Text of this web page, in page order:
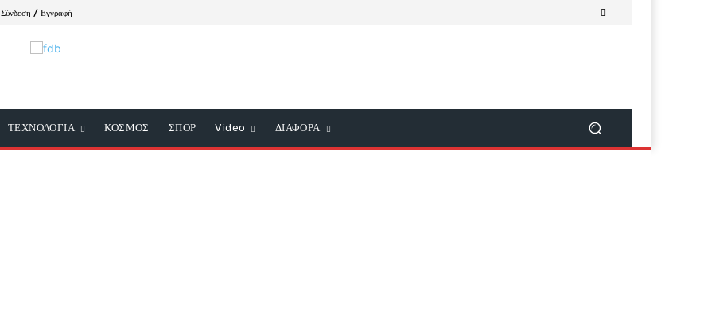
Σύνδεση / Εγγραφή
ΤΕΧΝΟΛΟΓΙΑ ΚΟΣΜΟΣ ΣΠΟΡ Video ΔΙΑΦΟΡΑ